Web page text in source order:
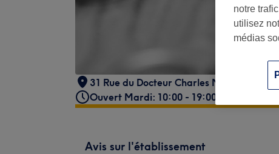
31 Rue du Docteur Charles Nancel Penard
Ouvert Mardi: 10:00 - 19:00
Avis sur l'établissement
notre
utilisez
médias